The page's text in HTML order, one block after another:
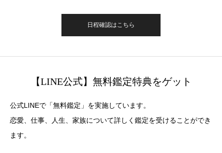
日程確認はこちら
【LINE公式】無料鑑定特典をゲット
公式LINEで「無料鑑定」を実施しています。
恋愛、仕事、人生、家族について詳しく鑑定を受けることができ
ます。